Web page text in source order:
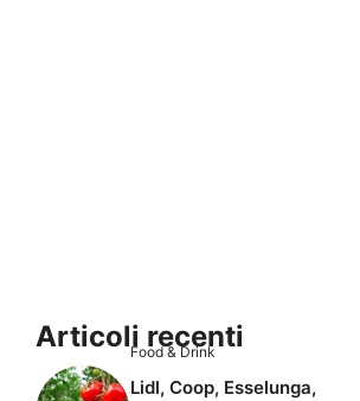
Articoli recenti
Food & Drink
Lidl, Coop, Esselunga,